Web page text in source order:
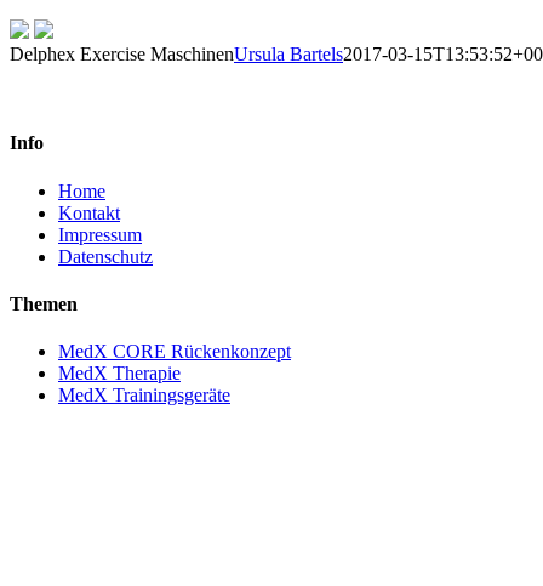
Delphex Exercise MaschinenUrsula Bartels2017-03-
Info
Home
Kontakt
Impressum
Datenschutz
Themen
MedX CORE Rückenkonzept
MedX Therapie
MedX Trainingsgeräte